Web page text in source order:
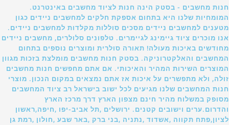
חנות מחשבים - בסטק הינה חנות לציוד מחשבים באינטרנט.
המומחיות שלנו היא בתחום אספקת חלקים למחשבים ניידים כגון
מטענים למחשבים ניידים מסכים סוללות מקלדות למחשבים ניידים.
אנו מוכרים ציוד גיימינג לגיימרים. טלפונים סלולרים, מחשבים ניידים
מחודשים באיכות מעולה! תאורה סולרית ומוצרים נוספים בתחום
המחשבים והאלקטרוניקה. בסטק חנות מחשבים מומלצת בזכות מגוון
המוצרים השירות המהיר והאיכותי. אם אתם מחפשים חנות מחשבים
זולה, ולא מתפשרים על איכות אז אתם נמצאים במקום הנכון. מוצרי
חנות המחשבים שלנו מגיעים לכל ישוב בישראל רב ציוד המחשבים
מסופק במשלוח מהיר חינם מצפון הארץ דרך מרכז הארץ
והדרום.ערים וישובים קטנים. ירושלים ,תל אביב-יפו ,חיפה,ראשון
לציון,פתח תקווה ,אשדוד ,נתניה ,בני ברק ,באר שבע ,חולון ,רמת גן